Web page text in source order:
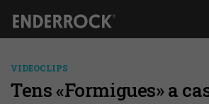
VIDEOCLIPS
Tens «Formigues» a